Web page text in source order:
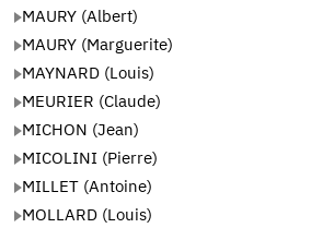
MAURY (Albert)
MAURY (Marguerite)
MAYNARD (Louis)
MEURIER (Claude)
MICHON (Jean)
MICOLINI (Pierre)
MILLET (Antoine)
MOLLARD (Louis)